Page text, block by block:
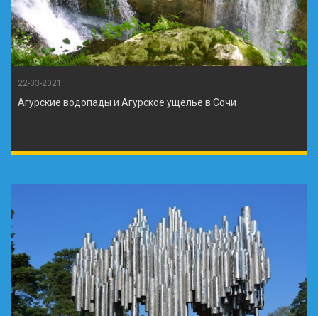
22-03-2021
Агурские водопады и Агурское ущелье в Сочи